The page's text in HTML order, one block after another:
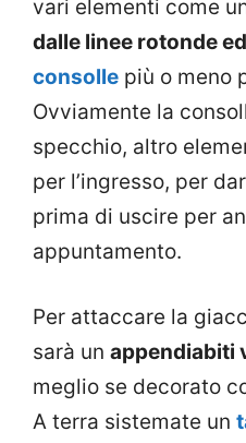
vari elementi come
dalle linee rotonde
consolle più o meno
Ovviamente la
specchio, altro
per l’ingresso, per
prima di uscire per
appuntamento.
Per attaccare la
sarà un appendiabiti
meglio se decorato
A terra sistemate un